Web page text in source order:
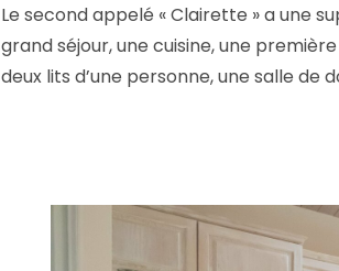
Le second appelé « Clairette » a une
grand séjour, une cuisine, une
deux lits d’une personne, une salle de